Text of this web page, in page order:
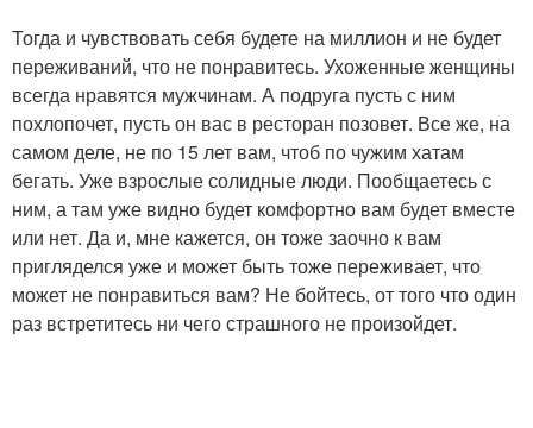
Тогда и чувствовать себя будете на миллион и не будет
переживаний, что не понравитесь. Ухоженные женщины
всегда нравятся мужчинам. А подруга пусть с ним
похлопочет, пусть он вас в ресторан позовет. Все же, на
самом деле, не по 15 лет вам, чтоб по чужим хатам
бегать. Уже взрослые солидные люди. Пообщаетесь с
ним, а там уже видно будет комфортно вам будет вместе
или нет. Да и, мне кажется, он тоже заочно к вам
пригляделся уже и может быть тоже переживает, что
может не понравиться вам? Не бойтесь, от того что один
раз встретитесь ни чего страшного не произойдет.